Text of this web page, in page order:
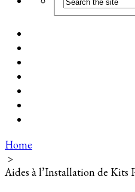
Home
>
Aides à l’Installation de Kits